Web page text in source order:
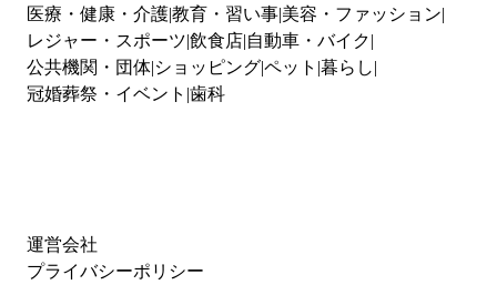
医療・健康・介護教育・習い事 美容・ファッション
レジャー・スポーツ 飲食店 自動車・バイク
公共機関・団体 ショッピングペット 暮らし
冠婚葬祭・イベント 歯科
運営会社
プライバシーポリシー